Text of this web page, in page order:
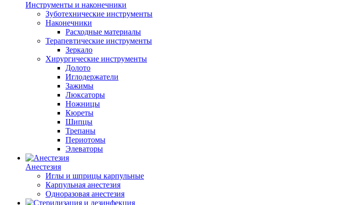
Инструменты и наконечники
Зуботехнические инструменты
Наконечники
Расходные материалы
Терапевтические инструменты
Зеркало
Хирургические инструменты
Долото
Иглодержатели
Зажимы
Люксаторы
Ножницы
Кюреты
Шипцы
Трепаны
Периотомы
Элеваторы
Анестезия
Иглы и шприцы карпульные
Карпульная анестезия
Одноразовая анестезия